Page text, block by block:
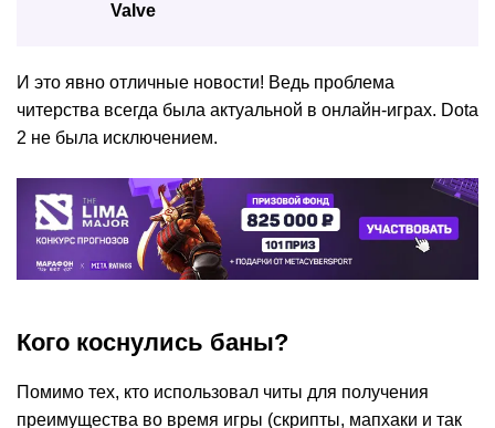
Valve
И это явно отличные новости! Ведь проблема
читерства всегда была актуальной в онлайн-играх. Dota
2 не была исключением.
Кого коснулись баны?
Помимо тех, кто использовал читы для получения
преимущества во время игры (скрипты, мапхаки и так